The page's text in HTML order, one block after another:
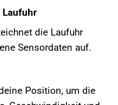
Laufuhr
die Laufuhr
Sensordaten auf.
Position, um die